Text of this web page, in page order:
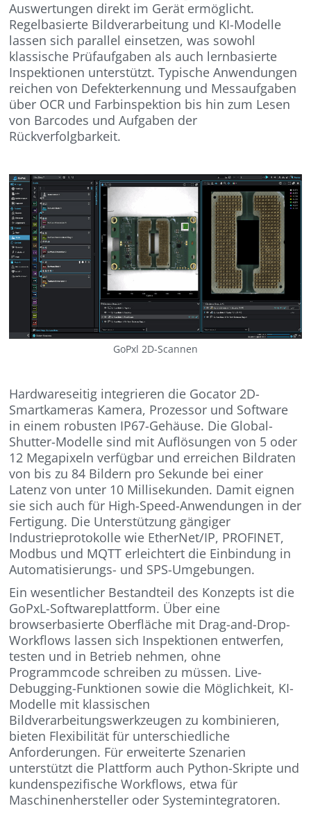
Auswertungen direkt im Gerät ermöglicht.
Regelbasierte Bildverarbeitung und KI-Modelle
lassen sich parallel einsetzen, was sowohl
klassische Prüfaufgaben als auch lernbasierte
Inspektionen unterstützt. Typische Anwendungen
reichen von Defekterkennung und Messaufgaben
über OCR und Farbinspektion bis hin zum Lesen
von Barcodes und Aufgaben der
Rückverfolgbarkeit.
GoPxl 2D-Scannen
Hardwareseitig integrieren die Gocator 2D-
Smartkameras Kamera, Prozessor und Software
in einem robusten IP67-Gehäuse. Die Global-
Shutter-Modelle sind mit Auflösungen von 5 oder
12 Megapixeln verfügbar und erreichen Bildraten
von bis zu 84 Bildern pro Sekunde bei einer
Latenz von unter 10 Millisekunden. Damit eignen
sie sich auch für High-Speed-Anwendungen in der
Fertigung. Die Unterstützung gängiger
Industrieprotokolle wie EtherNet/IP, PROFINET,
Modbus und MQTT erleichtert die Einbindung in
Automatisierungs- und SPS-Umgebungen.
Ein wesentlicher Bestandteil des Konzepts ist die
GoPxL-Softwareplattform. Über eine
browserbasierte Oberfläche mit Drag-and-Drop-
Workflows lassen sich Inspektionen entwerfen,
testen und in Betrieb nehmen, ohne
Programmcode schreiben zu müssen. Live-
Debugging-Funktionen sowie die Möglichkeit, KI-
Modelle mit klassischen
Bildverarbeitungswerkzeugen zu kombinieren,
bieten Flexibilität für unterschiedliche
Anforderungen. Für erweiterte Szenarien
unterstützt die Plattform auch Python-Skripte und
kundenspezifische Workflows, etwa für
Maschinenhersteller oder Systemintegratoren.